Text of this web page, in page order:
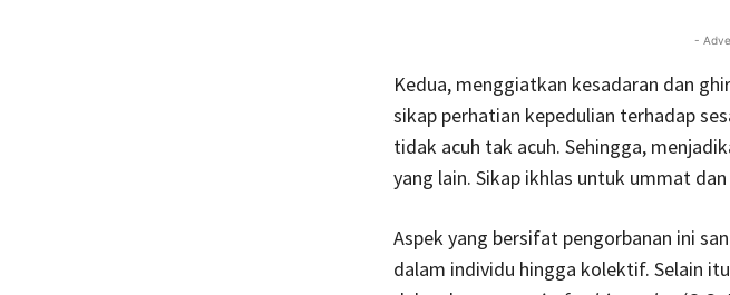
-
Kedua, menggiatkan kesadaran dan
sikap perhatian kepedulian terhadap
tidak acuh tak acuh. Sehingga,
yang lain. Sikap ikhlas untuk ummat
Aspek yang bersifat pengorbanan ini
dalam individu hingga kolektif. Selain